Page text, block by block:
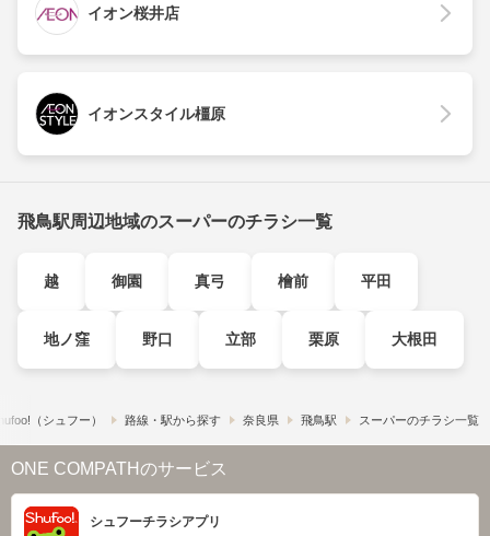
イオン桜井店
イオンスタイル橿原
飛鳥駅周辺地域のスーパーのチラシ一覧
越 御園 真弓 檜前 平田
地ノ窪 野口 立部 栗原 大根田
（シュフー） 路線・駅から探す 奈良県 飛鳥駅 スーパーのチラシ一覧
ONE COMPATHのサービス
シュフーチラシアプリ